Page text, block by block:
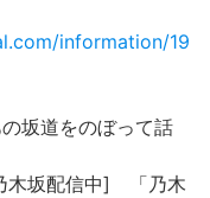
information/19
坂道をのぼって話
木坂配信中] 「乃木